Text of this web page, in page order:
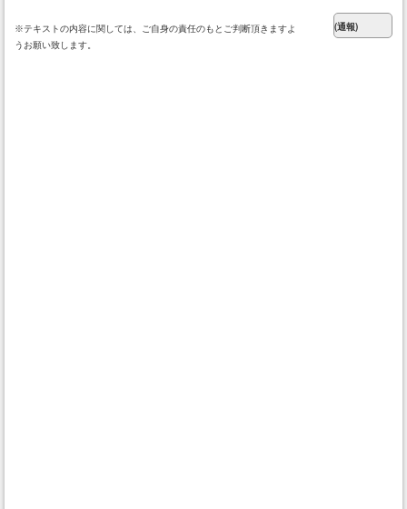
※テキストの内容に関しては、ご自身の責任のもとご判断頂きますよ
うお願い致します。